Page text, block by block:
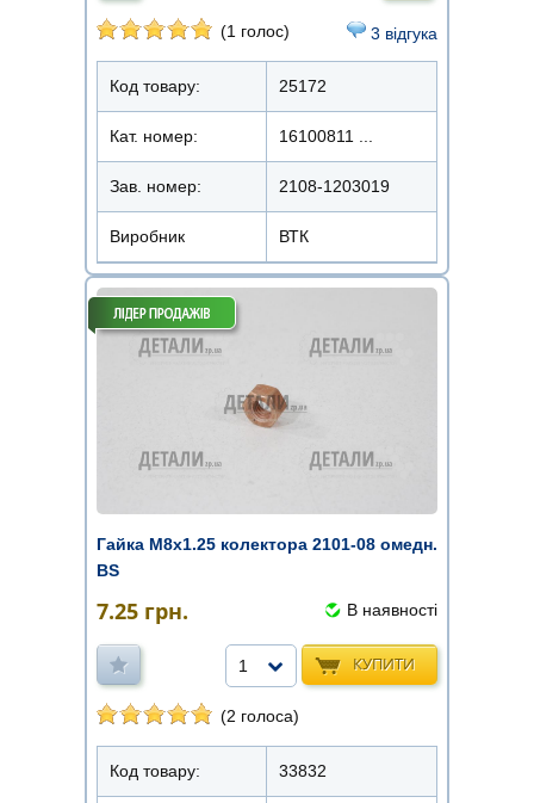
(1 голос) 3 відгука
Код товару: 25172
Кат. номер: 16100811 ...
Зав. номер: 2108-1203019
Виробник ВТК
Гайка М8х1.25 колектора 2101-08 омедн.
BS
7.25 грн. В наявності
КУПИТИ
1
(2 голоса)
Код товару: 33832